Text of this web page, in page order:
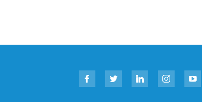
Facebook Twitter LinkedIn Instagram